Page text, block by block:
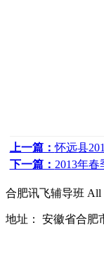
上一篇：怀远县
下一篇： 2013年
合肥讯飞辅导班 All
地址： 安徽省合肥